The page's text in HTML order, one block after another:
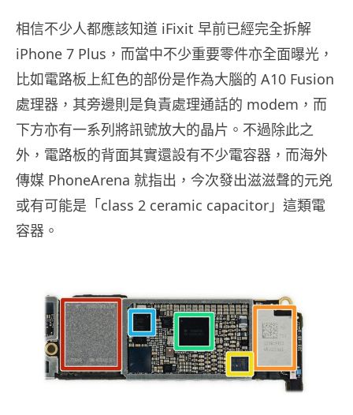
相信不少人都應該知道 iFixit 早前已經完全拆解
iPhone 7 Plus，而當中不少重要零件亦全面曝光，
比如電路板上紅色的部份是作為大腦的 A10 Fusion
處理器，其旁邊則是負責處理通話的 modem，而
下方亦有一系列將訊號放大的晶片。不過除此之
外，電路板的背面其實還設有不少電容器，而海外
傳媒 PhoneArena 就指出，今次發出滋滋聲的元兇
或有可能是「class 2 ceramic capacitor」這類電
容器。